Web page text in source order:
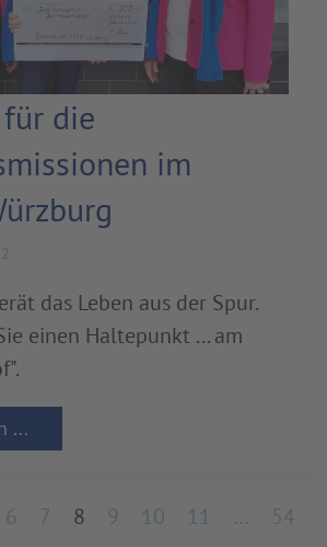
die
im
das Leben aus der Spur.
einen Haltepunkt ... am
...
6 7 8 9 10 11 … 54